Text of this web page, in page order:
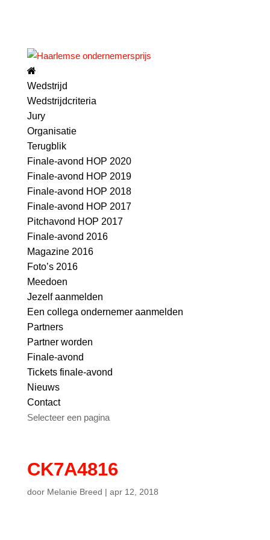
Wedstrijd
Wedstrijdcriteria
Jury
Organisatie
Terugblik
Finale-avond HOP 2020
Finale-avond HOP 2019
Finale-avond HOP 2018
Finale-avond HOP 2017
Pitchavond HOP 2017
Finale-avond 2016
Magazine 2016
Foto’s 2016
Meedoen
Jezelf aanmelden
Een collega ondernemer aanmelden
Partners
Partner worden
Finale-avond
Tickets finale-avond
Nieuws
Contact
Selecteer een pagina
CK7A4816
door Melanie Breed | apr 12, 2018